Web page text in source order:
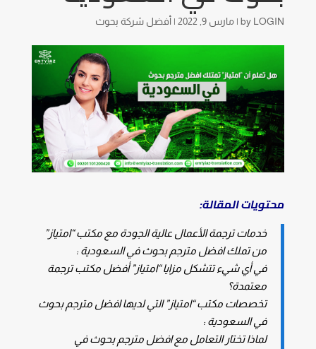
by LOGIN
| مارس 9, 2022 | أفضل شركة بحوث
محتويات المقالة:
خدمات ترجمة الأعمال عالية الجودة مع مكتب “امتياز”
من تملك افضل مترجم بحوث في السعودية :
في أي شيء تتشكل مزايا “امتياز” أفضل مكتب ترجمة
معتمدة؟
تخصصات مكتب “امتياز” التي لديها افضل مترجم بحوث
في السعودية :
لماذا تختار التعامل مع افضل مترجم بحوث في